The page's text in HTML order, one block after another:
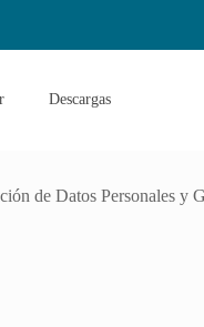
Descargas
de Datos Personales y